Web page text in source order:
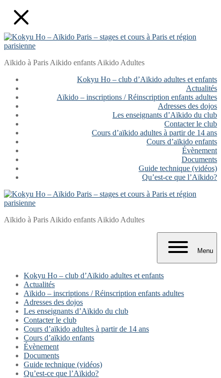
contenu
Menu
Aïkido à Paris Aikido enfants Aikido Adultes
Kokyu Ho – club d’Aïkido adultes et enfants
Actualités
Aïkido – inscriptions / Réinscription enfants adultes
Adresses des dojos
Les enseignants d’Aïkido du club
Contacter le club
Cours d’aïkido adultes à partir de 14 ans
Cours d’aïkido enfants
Évènement
Documents
Guide technique (vidéos)
Qu’est-ce que l’Aïkido?
Aïkido à Paris Aikido enfants Aikido Adultes
Menu
Kokyu Ho – club d’Aïkido adultes et enfants
Actualités
Aïkido – inscriptions / Réinscription enfants adultes
Adresses des dojos
Les enseignants d’Aïkido du club
Contacter le club
Cours d’aïkido adultes à partir de 14 ans
Cours d’aïkido enfants
Évènement
Documents
Guide technique (vidéos)
Qu’est-ce que l’Aïkido?